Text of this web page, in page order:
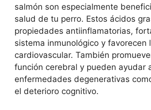
salmón son especialmente
salud de tu perro. Estos ácidos
propiedades antiinflamatorias,
sistema inmunológico y favorecen
cardiovascular. También
función cerebral y pueden ayudar
enfermedades degenerativas
el deterioro cognitivo.